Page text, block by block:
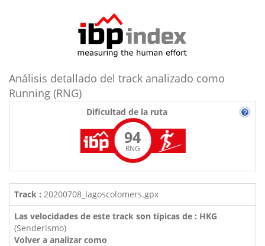
Análisis detallado del track analizado como
Running (RNG)
Dificultad de la ruta
94
RNG
Track : 20200708_lagoscolomers.gpx
Las velocidades de este track son típicas de : HKG
(Senderismo)
Volver a analizar como